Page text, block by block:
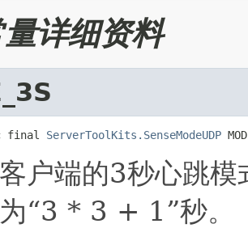
详细资料
final ServerToolKits.SenseModeUDP
户端的3秒心跳
“3 * 3 + 1”秒。